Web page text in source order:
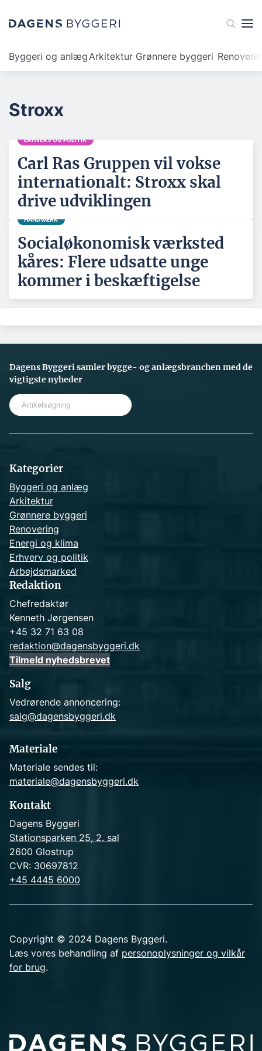
Byggeri og anlægArkitektur Grønnere byggeri
Stroxx
ERHVERV OG POLITIK
Carl Ras Gruppen vil vokse
internationalt: Stroxx skal
drive udviklingen
HÅNDVÆRK
Socialøkonomisk værksted
kåres: Flere udsatte unge
kommer i beskæftigelse
Dagens Byggeri samler bygge- og anlægsbranchen med de
vigtigste nyheder
Kategorier
Byggeri og anlæg
Arkitektur
Grønnere byggeri
Renovering
Energi og klima
Erhverv og politik
Arbejdsmarked
Redaktion
Chefredaktør
Kenneth Jørgensen
+45 32 71 63 08
redaktion@dagensbyggeri.dk
Tilmeld nyhedsbrevet
Salg
Vedrørende annoncering:
salg@dagensbyggeri.dk
Materiale
Materiale sendes til:
materiale@dagensbyggeri.dk
Kontakt
Dagens Byggeri
Stationsparken 25, 2. sal
2600 Glostrup
CVR: 30697812
+45 4445 6000
Copyright © 2024 Dagens Byggeri.
Læs vores behandling af personoplysninger og vilkår
for brug.